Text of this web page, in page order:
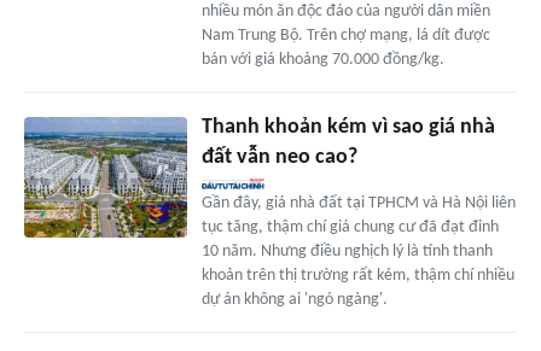
nhiều món ăn độc đáo của người dân miền
Nam Trung Bộ. Trên chợ mạng, lá dít được
bán với giá khoảng 70.000 đồng/kg.
Thanh khoản kém vì sao giá nhà
đất vẫn neo cao?
Gần đây, giá nhà đất tại TPHCM và Hà Nội liên
tục tăng, thậm chí giá chung cư đã đạt đỉnh
10 năm. Nhưng điều nghịch lý là tính thanh
khoản trên thị trường rất kém, thậm chí nhiều
dự án không ai 'ngó ngàng'.